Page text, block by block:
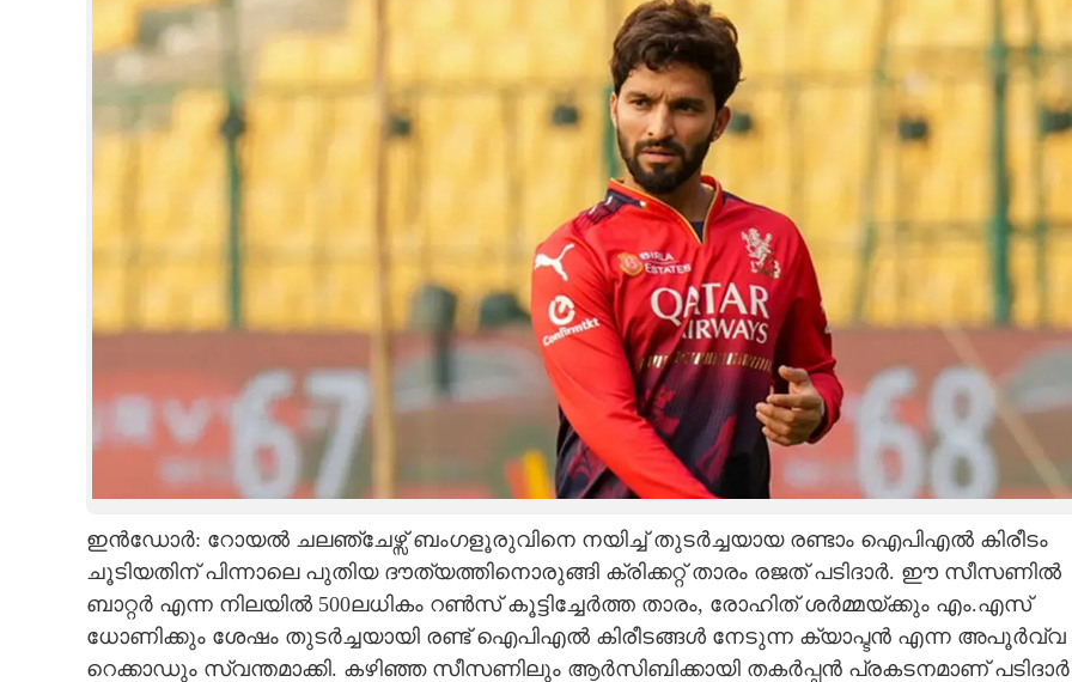
CARTOONS
LITERATURE
ഇൻഡോർ: റോയൽ ചലഞ്ചേഴ്സ് ബംഗളൂരുവിനെ നയിച്ച് തുടർച്ചയായ രണ്ടാം ഐപിഎൽ കിരീടം
ചൂടിയതിന് പിന്നാലെ പുതിയ ദൗത്യത്തിനൊരുങ്ങി ക്രിക്കറ്റ് താരം രജത് പടിദാർ. ഈ സീസണിൽ
ബാറ്റർ എന്ന നിലയിൽ 500ലധികം റൺസ് കൂട്ടിച്ചേർത്ത താരം, രോഹിത് ശർമ്മയ്ക്കും എം.എസ്
ധോണിക്കും ശേഷം തുടർച്ചയായി രണ്ട് ഐപിഎൽ കിരീടങ്ങൾ നേടുന്ന ക്യാപ്ടൻ എന്ന അപൂർവ്വ
റെക്കാഡും സ്വന്തമാക്കി. കഴിഞ്ഞ സീസണിലും ആർസിബിക്കായി തകർപ്പൻ പ്രകടനമാണ് പടിദാർ